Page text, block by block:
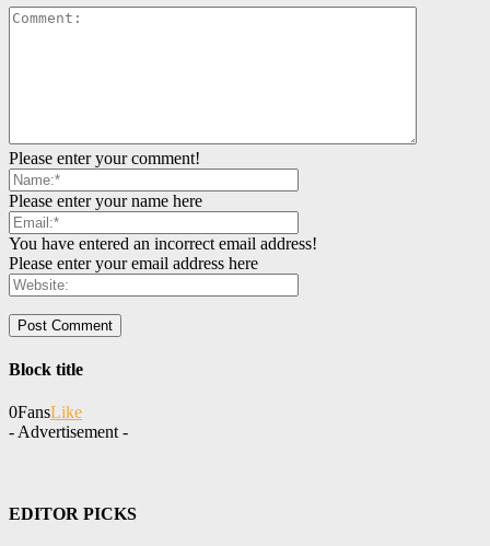
Please enter your comment!
Please enter your name here
You have entered an incorrect email address!
Please enter your email address here
Block title
0FansLike
- Advertisement -
EDITOR PICKS